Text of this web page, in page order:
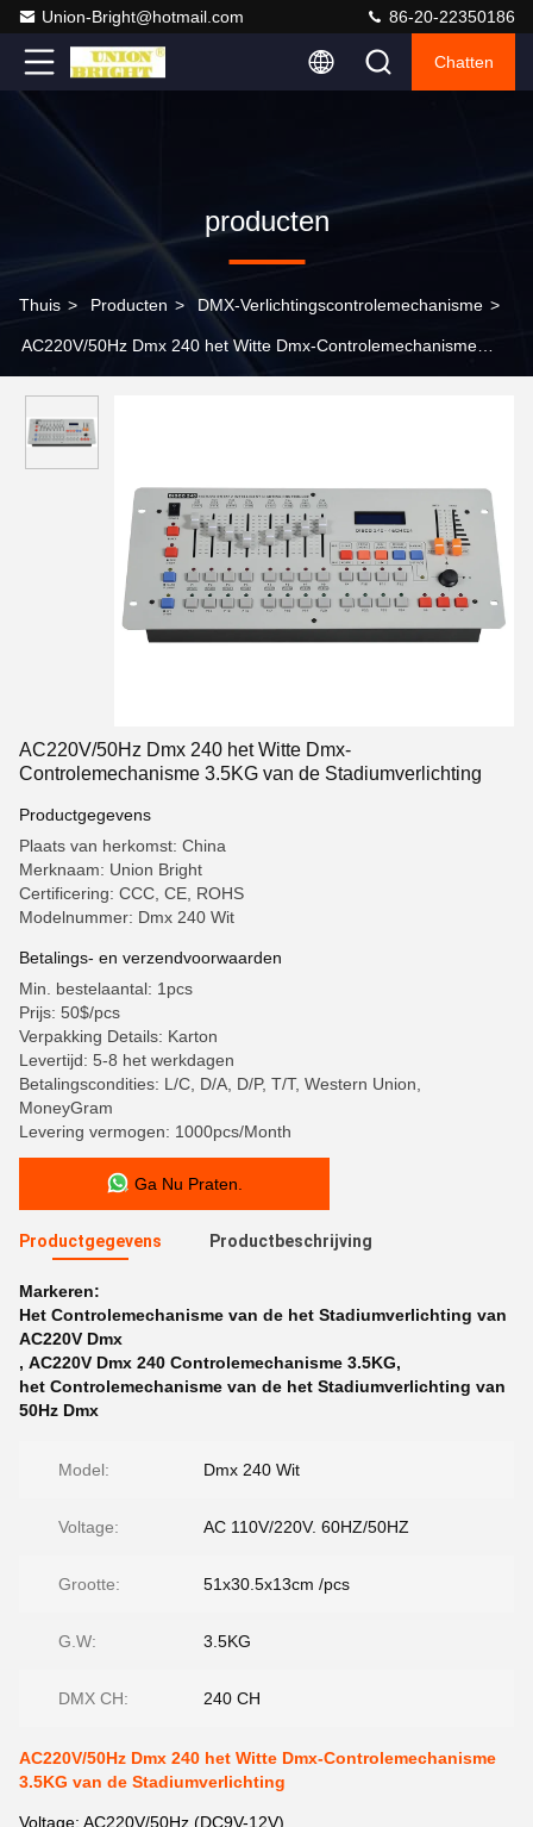
Union-Bright@hotmail.com 86-20-22350186
Chatten
producten
Thuis > Producten > DMX-Verlichtingscontrolemechanisme >
AC220V/50Hz Dmx 240 het Witte Dmx-Controlemechanisme
AC220V/50Hz Dmx 240 het Witte Dmx-
Controlemechanisme 3.5KG van de Stadiumverlichting
Productgegevens
Plaats van herkomst: China
Merknaam: Union Bright
Certificering: CCC, CE, ROHS
Modelnummer: Dmx 240 Wit
Betalings- en verzendvoorwaarden
Min. bestelaantal: 1pcs
Prijs: 50$/pcs
Verpakking Details: Karton
Levertijd: 5-8 het werkdagen
Betalingscondities: L/C, D/A, D/P, T/T, Western Union,
MoneyGram
Levering vermogen: 1000pcs/Month
Ga Nu Praten.
Productgegevens Productbeschrijving
Markeren:
Het Controlemechanisme van de het Stadiumverlichting van
AC220V Dmx
, AC220V Dmx 240 Controlemechanisme 3.5KG,
het Controlemechanisme van de het Stadiumverlichting van
50Hz Dmx
Model: Dmx 240 Wit
Voltage: AC 110V/220V. 60HZ/50HZ
Grootte: 51x30.5x13cm /pcs
G.W: 3.5KG
DMX CH: 240 CH
AC220V/50Hz Dmx 240 het Witte Dmx-Controlemechanisme
3.5KG van de Stadiumverlichting
Voltage: AC220V/50Hz (DC9V-12V)